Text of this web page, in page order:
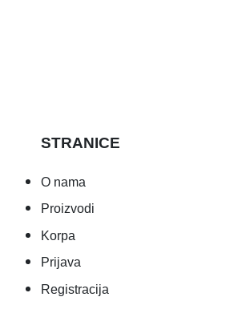
STRANICE
O nama
Proizvodi
Korpa
Prijava
Registracija